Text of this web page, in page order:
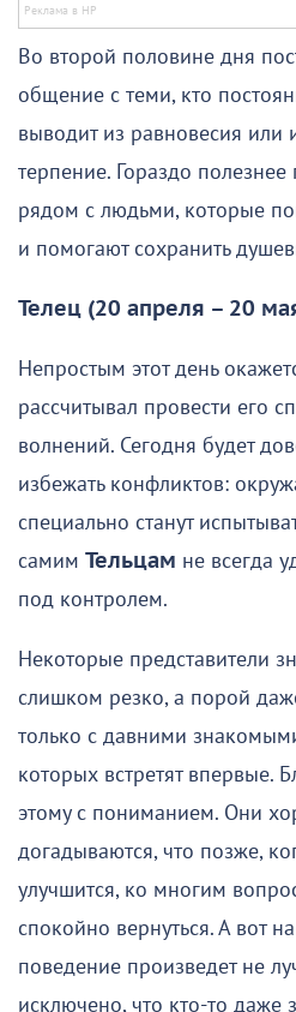
Во второй половине дня
общение с теми, кто
выводит из равновесия или
терпение. Гораздо полезнее
рядом с людьми, которые
и помогают сохранить
Телец (20 апреля – 20
Непростым этот день
рассчитывал провести его
волнений. Сегодня будет
избежать конфликтов:
специально станут
самим Тельцам не всегда
под контролем.
Некоторые представители
слишком резко, а порой
только с давними
которых встретят впервые.
этому с пониманием. Они
догадываются, что позже,
улучшится, ко многим
спокойно вернуться. А вот
поведение произведет не
исключено, что кто-то даже